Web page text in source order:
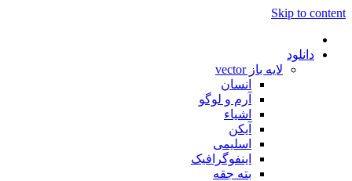
Skip to content
دانلود
لایه باز vector
انسان
آرم و لوگو
اشیاء
آیکن
اسلیمی
اینفوگرافیک
بته جقه